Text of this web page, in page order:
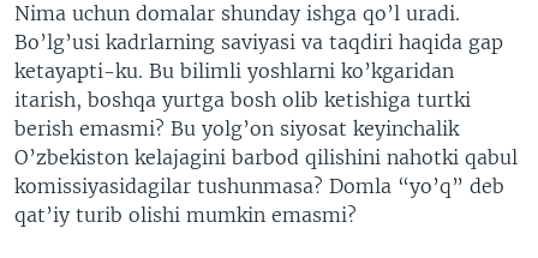
Nima uchun domalar shunday ishga qo’l uradi.
Bo’lg’usi kadrlarning saviyasi va taqdiri haqida gap
ketayapti-ku. Bu bilimli yoshlarni ko’kgaridan
itarish, boshqa yurtga bosh olib ketishiga turtki
berish emasmi? Bu yolg’on siyosat keyinchalik
O’zbekiston kelajagini barbod qilishini nahotki qabul
komissiyasidagilar tushunmasa? Domla “yo’q” deb
qat’iy turib olishi mumkin emasmi?